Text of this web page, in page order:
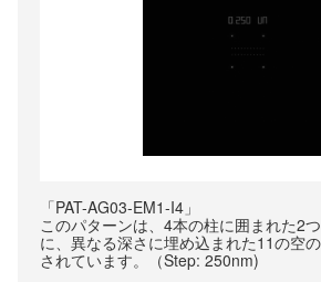
「PAT-AG03-EM1-I4」
このパターンは、4本の柱に囲まれた2
に、異なる深さに埋め込まれた11の空
されています。（Step: 250nm)